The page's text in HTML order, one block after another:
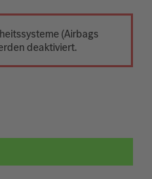
(Airbags
deaktiviert.